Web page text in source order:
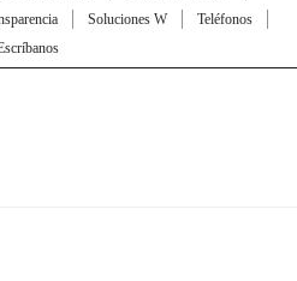
Soluciones W
Teléfonos